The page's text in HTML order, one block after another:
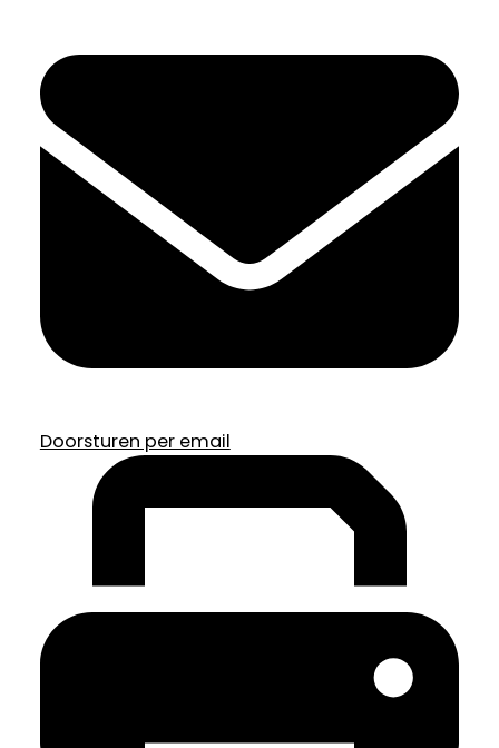
Doorsturen per email